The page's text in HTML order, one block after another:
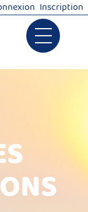
Ouvrir le
Inscription